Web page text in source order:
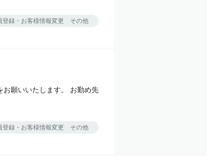
登録・お客様情報変更 その他
お願いいたします。 お勤め先
登録・お客様情報変更 その他